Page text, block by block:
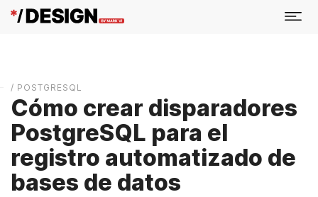
/ POSTGRESQL
Cómo crear disparadores
PostgreSQL para el
registro automatizado de
bases de datos